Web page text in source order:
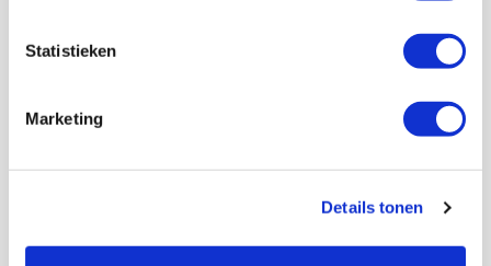
Statistieken
Marketing
Details tonen
AGENDA
23
Selectiedag ballenjongens/-meiden
Geef Mij Maar Amsterdam